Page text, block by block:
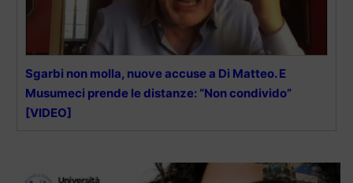
Sgarbi non molla, nuove accuse a Di Matteo. E
Musumeci prende le distanze: “Non condivido”
[VIDEO]